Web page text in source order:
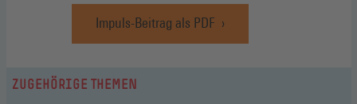
Impuls-Beitrag als PDF
(Öffnet
in
ZUGEHÖRIGE THEMEN